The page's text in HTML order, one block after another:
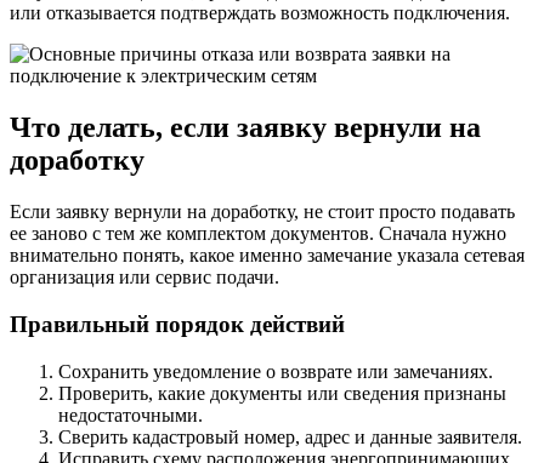
или отказывается подтверждать возможность подключения.
Что делать, если заявку вернули на
доработку
Если заявку вернули на доработку, не стоит просто подавать
ее заново с тем же комплектом документов. Сначала нужно
внимательно понять, какое именно замечание указала сетевая
организация или сервис подачи.
Правильный порядок действий
Сохранить уведомление о возврате или замечаниях.
Проверить, какие документы или сведения признаны
недостаточными.
Сверить кадастровый номер, адрес и данные заявителя.
Исправить схему расположения энергопринимающих